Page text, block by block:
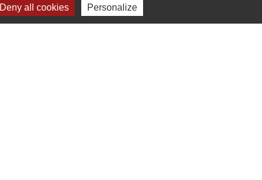
Deny all cookies Personalize